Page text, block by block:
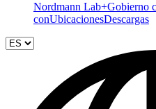
Nordmann Lab+Gobierno
conUbicacionesDescargas